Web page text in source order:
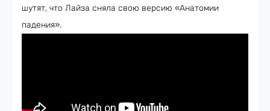
шутят, что Лайза сняла свою версию «Анатомии
падения».